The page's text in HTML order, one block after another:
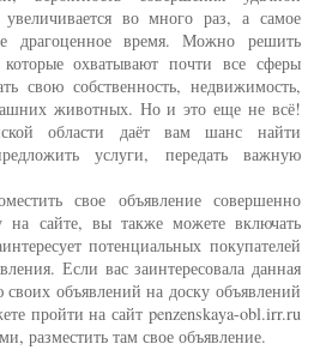
во много раз, а самое
драгоценное время. Можно решить
которые охватывают почти все сферы
свою собственность, недвижимость,
животных. Но и это еще не всё!
области даёт вам шанс найти
услуги, передать важную
свое объявление совершенно
на сайте, вы также можете включать
потенциальных покупателей
Если вас заинтересовала данная
объявлений на доску объявлений
пройти на сайт penzenskaya-obl.irr.ru
разместить там свое объявление.